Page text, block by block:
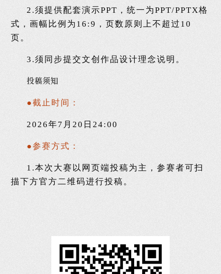
2.须提供配套演示PPT，统一为PPT/PPTX格
式，画幅比例为16:9，页数原则上不超过10
页。
3.须同步提交文创作品设计理念说明。
投稿须知
●截止时间：
2026年7月20日24:00
●参赛方式：
1.本次大赛以网页端投稿为主，参赛者可扫
描下方官方二维码进行投稿。